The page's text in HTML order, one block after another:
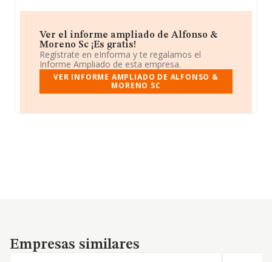
Ver el informe ampliado de Alfonso &
Moreno Sc ¡Es gratis!
Regístrate en eInforma y te regalamos el
Informe Ampliado de esta empresa.
VER INFORME AMPLIADO DE ALFONSO &
MORENO SC
Empresas similares
Empresas similares